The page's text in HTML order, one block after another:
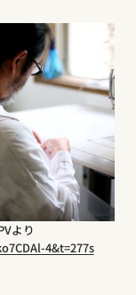
より
4&t=277s